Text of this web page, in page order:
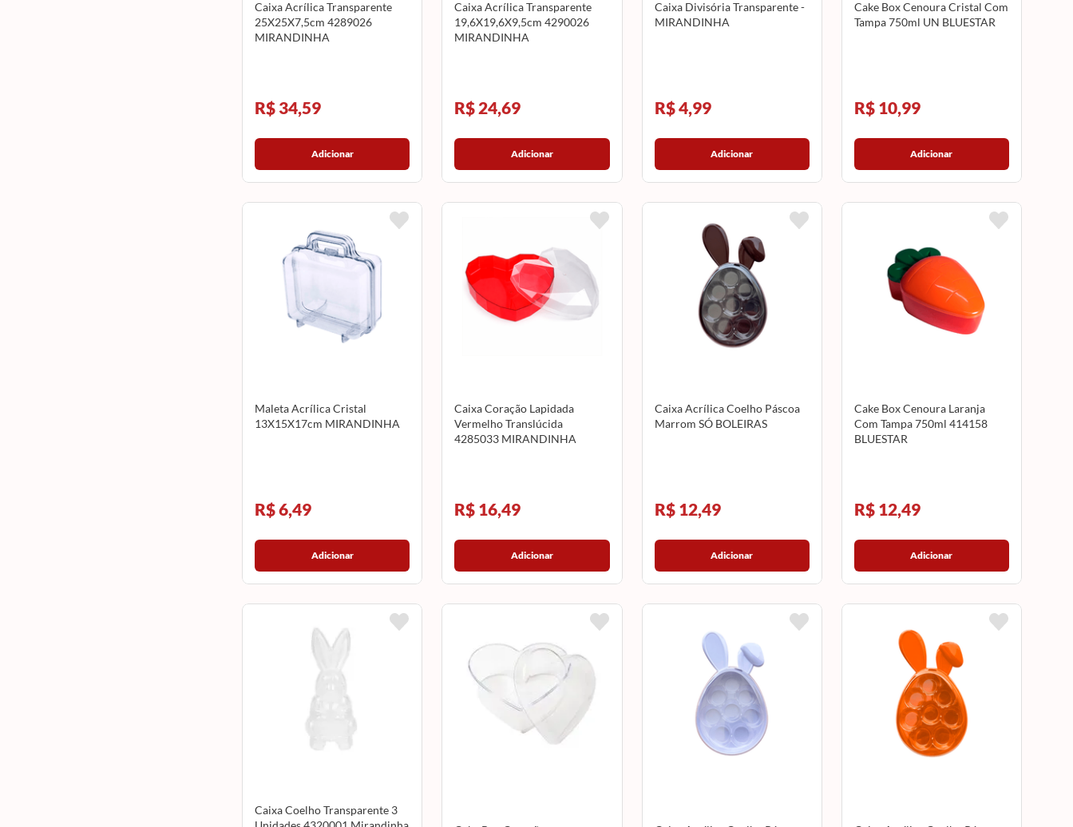
Caixa Acrílica Transparente
25X25X7,5cm 4289026
MIRANDINHA
R$ 34,59
Adicionar
Caixa Acrílica Transparente
19,6X19,6X9,5cm 4290026
MIRANDINHA
R$ 24,69
Adicionar
Caixa Divisória Transparente -
MIRANDINHA
R$ 4,99
Adicionar
Cake Box Cenoura Cristal Com
Tampa 750ml UN BLUESTAR
R$ 10,99
Adicionar
Maleta Acrílica Cristal
13X15X17cm MIRANDINHA
R$ 6,49
Adicionar
Caixa Coração Lapidada
Vermelho Translúcida
4285033 MIRANDINHA
R$ 16,49
Adicionar
Caixa Acrílica Coelho Páscoa
Marrom SÓ BOLEIRAS
R$ 12,49
Adicionar
Cake Box Cenoura Laranja
Com Tampa 750ml 414158
BLUESTAR
R$ 12,49
Adicionar
Caixa Coelho Transparente 3